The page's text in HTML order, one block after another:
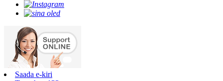
Saada e-kiri